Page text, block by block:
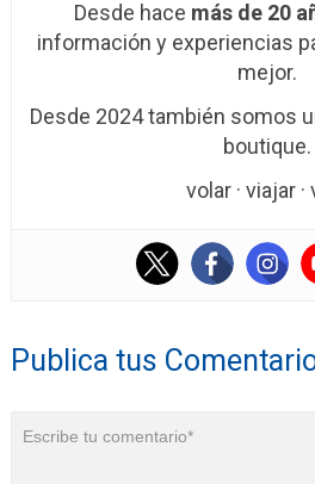
Desde hace más de 20
información y experiencias
mejor.
Desde 2024 también somos
boutique.
volar · viajar ·
Publica tus